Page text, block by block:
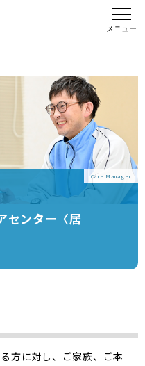
Care Manager
センター〈居
方に対し、ご家族、ご本